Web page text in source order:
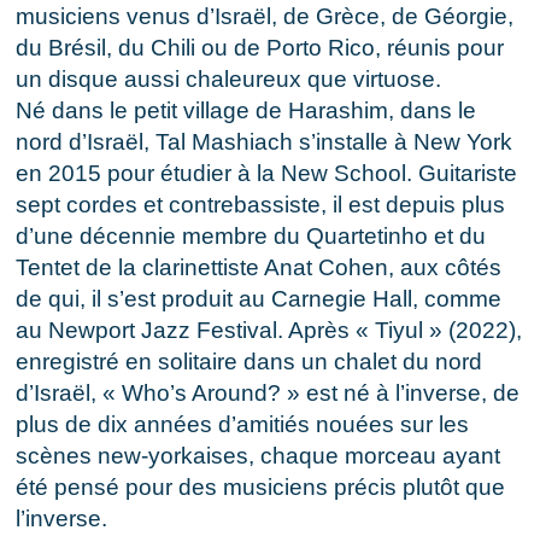
musiciens venus d’Israël, de Grèce, de Géorgie,
du Brésil, du Chili ou de Porto Rico, réunis pour
un disque aussi chaleureux que virtuose.
Né dans le petit village de Harashim, dans le
nord d’Israël, Tal Mashiach s’installe à New York
en 2015 pour étudier à la New School. Guitariste
sept cordes et contrebassiste, il est depuis plus
d’une décennie membre du Quartetinho et du
Tentet de la clarinettiste Anat Cohen, aux côtés
de qui, il s’est produit au Carnegie Hall, comme
au Newport Jazz Festival. Après « Tiyul » (2022),
enregistré en solitaire dans un chalet du nord
d’Israël, « Who’s Around? » est né à l’inverse, de
plus de dix années d’amitiés nouées sur les
scènes new-yorkaises, chaque morceau ayant
été pensé pour des musiciens précis plutôt que
l’inverse.